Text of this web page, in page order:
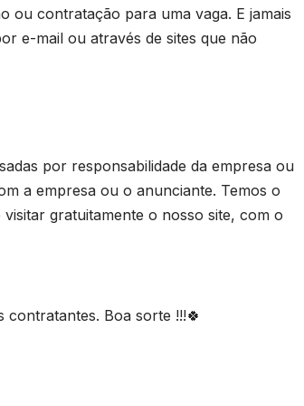
ou contratação para uma vaga. E jamais
e-mail ou através de sites que não
por responsabilidade da empresa ou
a empresa ou o anunciante. Temos o
gratuitamente o nosso site, com o
Boa sorte !!!🍀